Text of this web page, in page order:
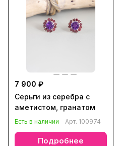
7 900 ₽
Серьги из серебра с
аметистом, гранатом
Есть в наличии Арт. 100974
Подробнее